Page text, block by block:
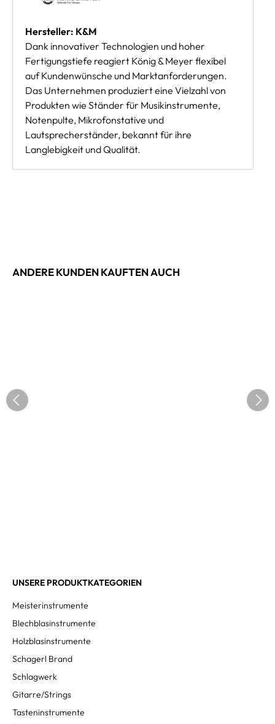
Hersteller: K&M
Dank innovativer Technologien und hoher
Fertigungstiefe reagiert König & Meyer flexibel
auf Kundenwünsche und Marktanforderungen.
Das Unternehmen produziert eine Vielzahl von
Produkten wie Ständer für Musikinstrumente,
Notenpulte, Mikrofonstative und
Lautsprecherständer, bekannt für ihre
Langlebigkeit und Qualität.
ANDERE KUNDEN KAUFTEN AUCH
UNSERE PRODUKTKATEGORIEN
Meisterinstrumente
Blechblasinstrumente
Holzblasinstrumente
Schagerl Brand
Schlagwerk
Gitarre/Strings
Tasteninstrumente